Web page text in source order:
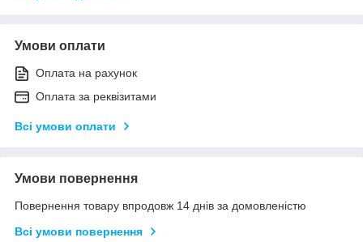
Умови оплати
Оплата на рахунок
Оплата за реквізитами
Всі умови оплати
Умови повернення
Повернення товару впродовж 14 днів за домовленістю
Всі умови повернення